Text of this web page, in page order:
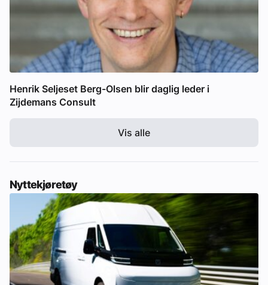
Henrik Seljeset Berg-Olsen blir daglig leder i
Zijdemans Consult
Vis alle
Nyttekjøretøy